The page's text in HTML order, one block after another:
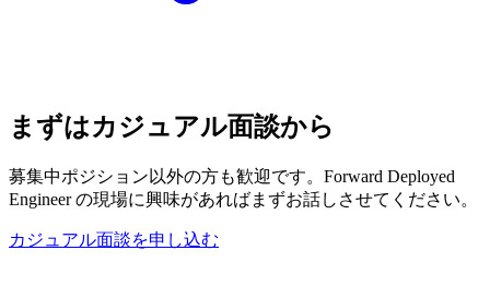
まずは​カジュアル面談から
募集中ポジション以外の方も歓迎です。Forward Deployed
Engineer の現場に興味があればまずお話しさせてください。
カジュアル面談を申し込む